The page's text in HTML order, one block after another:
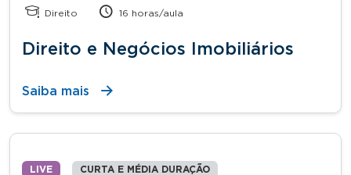
Direito 16 horas/aula
Direito e Negócios Imobiliários
Saiba mais
LIVE CURTA E MÉDIA DURAÇÃO